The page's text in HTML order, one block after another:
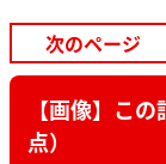
次のページ
【画像】こ
点）